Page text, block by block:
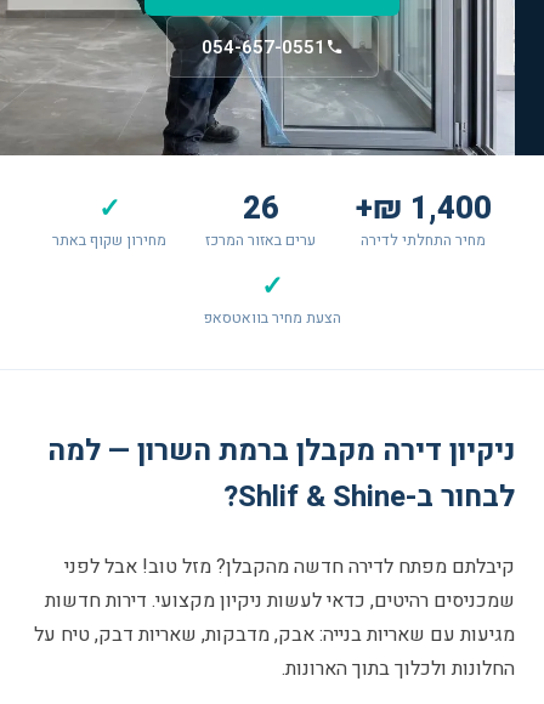
054-657-0551
1,400 ₪+
מחיר התחלתי לדירה
26
ערים באזור המרכז
✓
מחירון שקוף באתר
✓
הצעת מחיר בוואטסאפ
ניקיון דירה מקבלן ברמת השרון — למה
לבחור ב-Shlif & Shine?
קיבלתם מפתח לדירה חדשה מהקבלן? מזל טוב! אבל לפני
שמכניסים רהיטים, כדאי לעשות ניקיון מקצועי. דירות חדשות
מגיעות עם שאריות בנייה: אבק, מדבקות, שאריות דבק, טיח על
החלונות ולכלוך בתוך הארונות.